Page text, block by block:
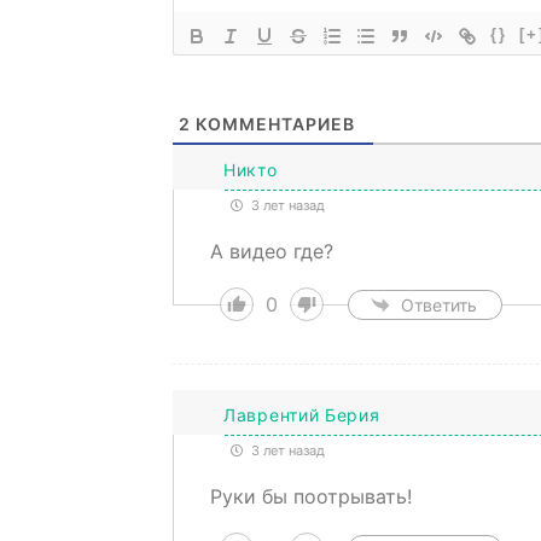
{} [+]
2 КОММЕНТАРИЕВ
Никто
3 лет назад
А видео где?
0 Ответить
Лаврентий Берия
3 лет назад
Руки бы поотрывать!